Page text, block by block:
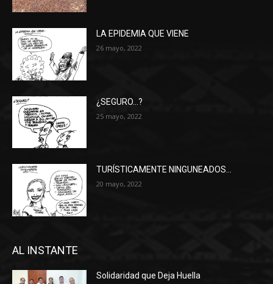
LA EPIDEMIA QUE VIENE
26 mayo, 2022
¿SEGURO…?
25 mayo, 2022
TURÍSTICAMENTE NINGUNEADOS…
20 mayo, 2022
AL INSTANTE
Solidaridad que Deja Huella